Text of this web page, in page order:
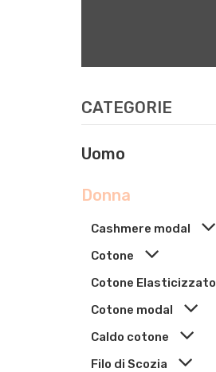
CATEGORIE
Uomo
Donna
Cashmere modal
Cotone
Cotone Elasticizzato
Cotone modal
Caldo cotone
Filo di Scozia